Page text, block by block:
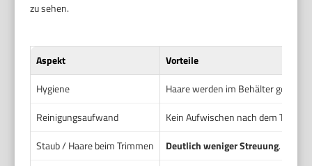
zu sehen.
Aspekt
Vorteile
Hygiene
Haare werden im Behälter
Reinigungsaufwand
Kein Aufwischen nach dem
Staub / Haare beim Trimmen
Deutlich weniger Streuung. Haare